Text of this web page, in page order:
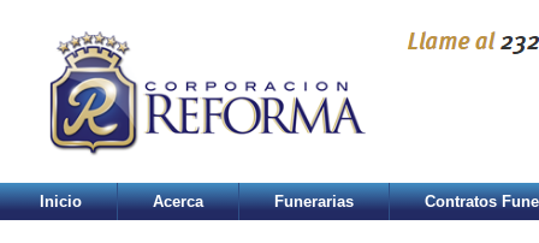
Inicio Acerca Funerarias Contratos